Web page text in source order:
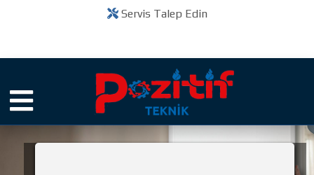
Servis Talep Edin